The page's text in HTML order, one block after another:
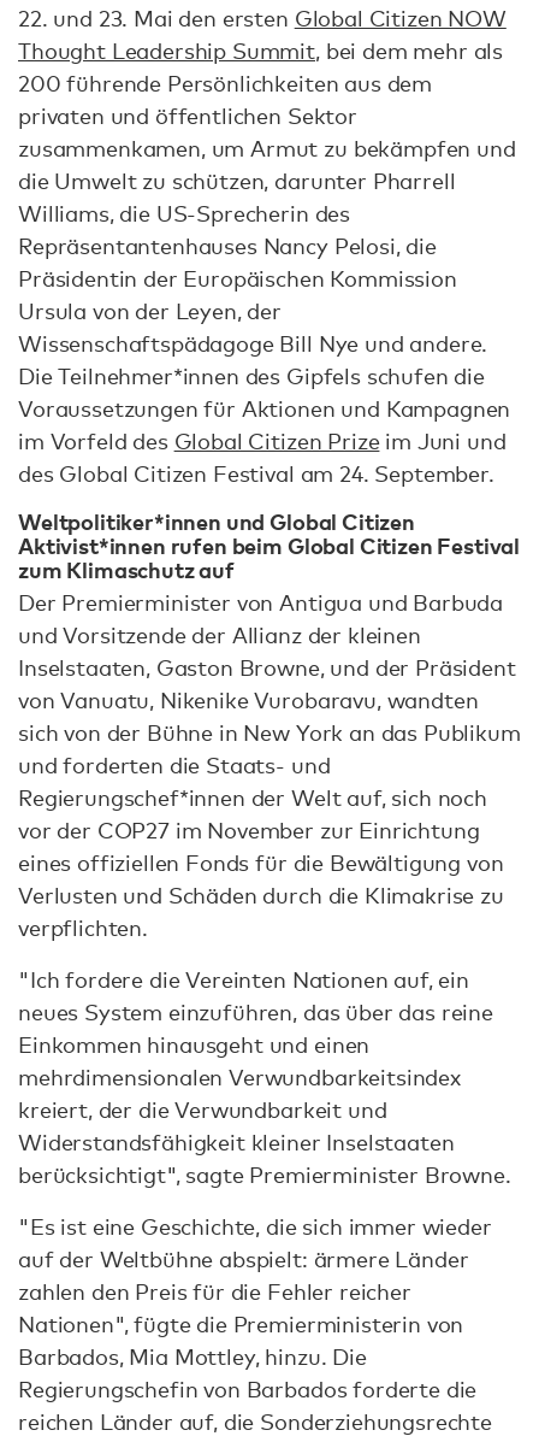
22. und 23. Mai den ersten Global Citizen NOW
Thought Leadership Summit, bei dem mehr als
200 führende Persönlichkeiten aus dem
privaten und öffentlichen Sektor
zusammenkamen, um Armut zu bekämpfen und
die Umwelt zu schützen, darunter Pharrell
Williams, die US-Sprecherin des
Repräsentantenhauses Nancy Pelosi, die
Präsidentin der Europäischen Kommission
Ursula von der Leyen, der
Wissenschaftspädagoge Bill Nye und andere.
Die Teilnehmer*innen des Gipfels schufen die
Voraussetzungen für Aktionen und Kampagnen
im Vorfeld des Global Citizen Prizeim Juni und
des Global Citizen Festival am 24. September.
Weltpolitiker*innen und Global Citizen
Aktivist*innen rufen beim Global Citizen Festival
zum Klimaschutz auf
Der Premierminister von Antigua und Barbuda
und Vorsitzende der Allianz der kleinen
Inselstaaten, Gaston Browne, und der Präsident
von Vanuatu, Nikenike Vurobaravu, wandten
sich von der Bühne in New York an das Publikum
und forderten die Staats- und
Regierungschef*innen der Welt auf, sich noch
vor der COP27 im November zur Einrichtung
eines offiziellen Fonds für die Bewältigung von
Verlusten und Schäden durch die Klimakrise zu
verpflichten.
"Ich fordere die Vereinten Nationen auf, ein
neues System einzuführen, das über das reine
Einkommen hinausgeht und einen
mehrdimensionalen Verwundbarkeitsindex
kreiert, der die Verwundbarkeit und
Widerstandsfähigkeit kleiner Inselstaaten
berücksichtigt", sagte Premierminister Browne.
"Es ist eine Geschichte, die sich immer wieder
auf der Weltbühne abspielt: ärmere Länder
zahlen den Preis für die Fehler reicher
Nationen", fügte die Premierministerin von
Barbados, Mia Mottley, hinzu. Die
Regierungschefin von Barbados forderte die
reichen Länder auf, die Sonderziehungsrechte